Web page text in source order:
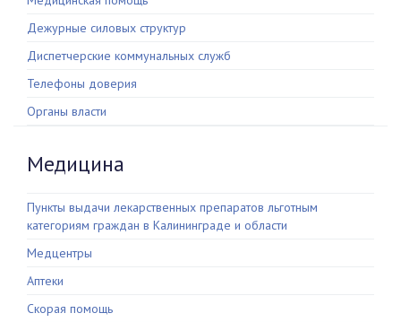
Дежурные силовых структур
Диспетчерские коммунальных служб
Телефоны доверия
Органы власти
Медицина
Пункты выдачи лекарственных препаратов льготным
категориям граждан в Калининграде и области
Медцентры
Аптеки
Скорая помощь